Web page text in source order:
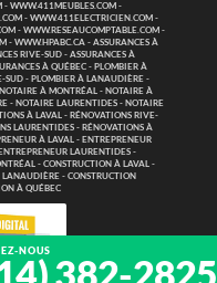
NOUS
- WWW.411MEUBLES.COM -
- WWW.411ELECTRICIEN.COM -
- WWW.RESEAUCOMPTABLE.COM -
- WWW.HPABC.CA - ASSURANCES À
RIVE-SUD - ASSURANCES À
À QUÉBEC - PLOMBIER À
SUD - PLOMBIER À LANAUDIÈRE -
NOTAIRE À MONTRÉAL - NOTAIRE À
- NOTAIRE LAURENTIDES- NOTAIRE
À LAVAL- RÉNOVATIONS RIVE-
LAURENTIDES - RÉNOVATIONS À
À LAVAL - ENTREPRENEUR
ENTREPRENEUR LAURENTIDES -
- CONSTRUCTION À LAVAL -
LANAUDIÈRE - CONSTRUCTION
À QUÉBEC